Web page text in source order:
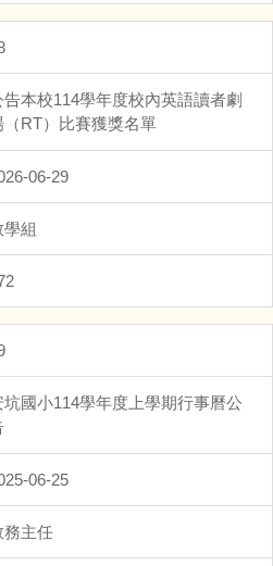
告本校114學年度校內英語讀者劇
（RT）比賽獲獎名單
06-29
學組
坑國小114學年度上學期行事曆公
06-25
務主任